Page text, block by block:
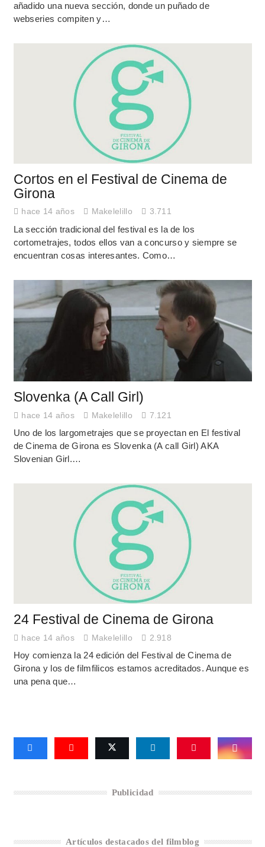
añadido una nueva sección, donde un puñado de
webseries compiten y…
Cortos en el Festival de Cinema de
Girona
hace 14 años Makelelillo 3.711
La sección tradicional del festival es la de los
cortometrajes, todos ellos van a concurso y siempre se
encuentran cosas interesantes. Como…
Slovenka (A Call Girl)
hace 14 años Makelelillo 7.121
Uno de los largometrajes que se proyectan en El festival
de Cinema de Girona es Slovenka (A call Girl) AKA
Slovenian Girl.…
24 Festival de Cinema de Girona
hace 14 años Makelelillo 2.918
Hoy comienza la 24 edición del Festival de Cinema de
Girona y los de filmfilicos estamos acreditados. Aunque es
una pena que…
Publicidad
Artículos destacados del filmblog